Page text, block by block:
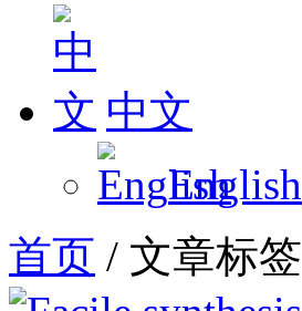
中文
English
首页 / 文章标签